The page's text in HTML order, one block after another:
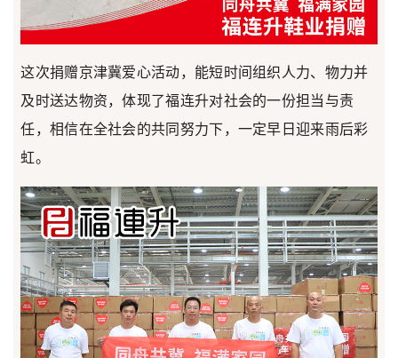
这次捐赠京津冀爱心活动，能短时间组织人力、物力并
及时送达物资，体现了福连升对社会的一份担当与责
任，相信在全社会的共同努力下，一定早日迎来雨后彩
虹。